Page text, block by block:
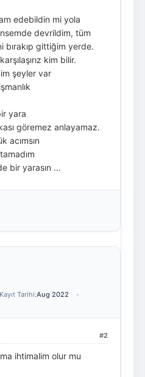
edebildin mi yola
devrildim, tüm
bırakıp gittiğim yerde.
kim bilir.
şeyler var
yara
göremez anlayamaz.
acımsın
bir yarasın …
Kayıt Tarihi:Aug 2022
#2
ihtimalim olur mu